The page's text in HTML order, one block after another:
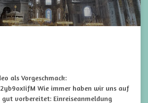
als Vorgeschmack:
Wie immer haben wir uns auf
vorbereitet: Einreiseanmeldung